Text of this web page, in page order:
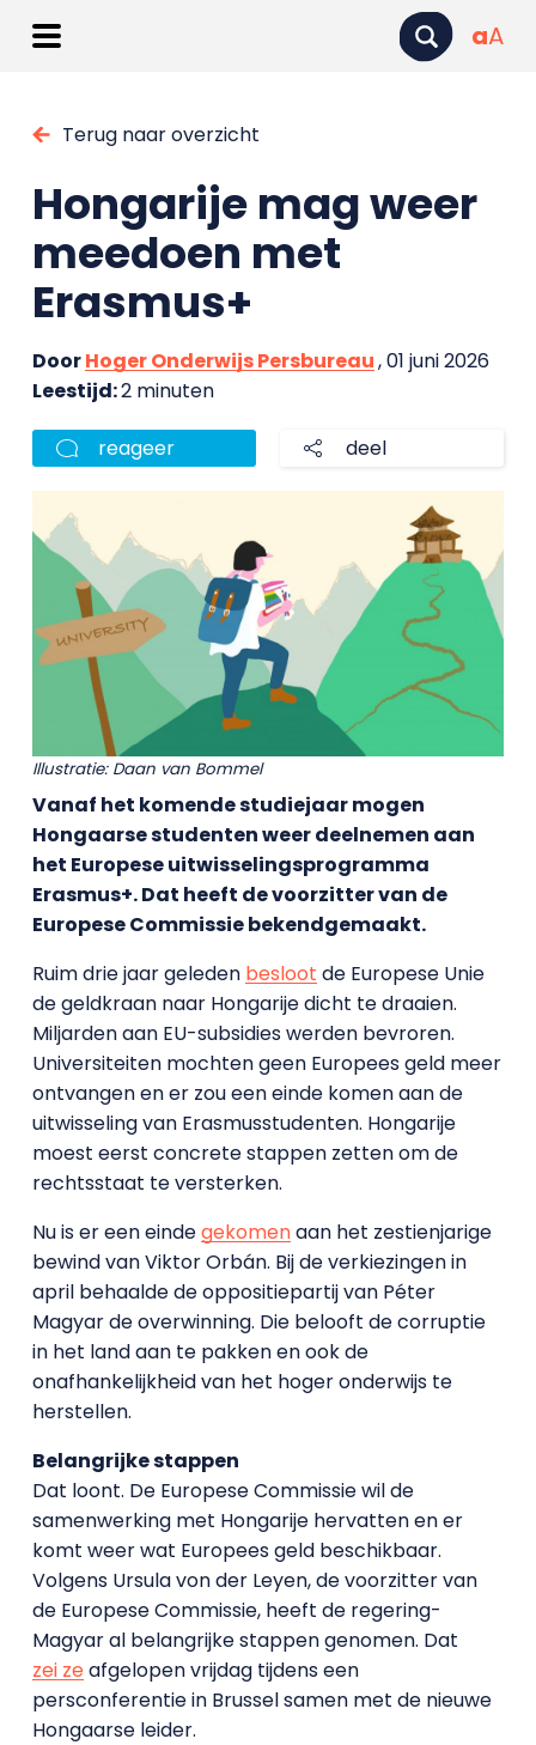
aA
Terug naar overzicht
Hongarije mag weer
meedoen met
Erasmus+
DoorHoger Onderwijs Persbureau, 01 juni 2026
Leestijd:2 minuten
reageer deel
Illustratie: Daan van Bommel
Vanaf het komende studiejaar mogen
Hongaarse studenten weer deelnemen aan
het Europese uitwisselingsprogramma
Erasmus+. Dat heeft de voorzitter van de
Europese Commissie bekendgemaakt.
Ruim drie jaar geleden besloot de Europese Unie
de geldkraan naar Hongarije dicht te draaien.
Miljarden aan EU-subsidies werden bevroren.
Universiteiten mochten geen Europees geld meer
ontvangen en er zou een einde komen aan de
uitwisseling van Erasmusstudenten. Hongarije
moest eerst concrete stappen zetten om de
rechtsstaat te versterken.
Nu is er een eindegekomenaan het zestienjarige
bewind van Viktor Orbán. Bij de verkiezingen in
april behaalde de oppositiepartij van Péter
Magyar de overwinning. Die belooft de corruptie
in het land aan te pakken en ook de
onafhankelijkheid van het hoger onderwijs te
herstellen.
Belangrijke stappen
Dat loont. De Europese Commissie wil de
samenwerking met Hongarije hervatten en er
komt weer wat Europees geld beschikbaar.
Volgens Ursula von der Leyen, de voorzitter van
de Europese Commissie, heeft de regering-
Magyar al belangrijke stappen genomen. Dat
zei zeafgelopen vrijdag tijdens een
persconferentie in Brussel samen met de nieuwe
Hongaarse leider.